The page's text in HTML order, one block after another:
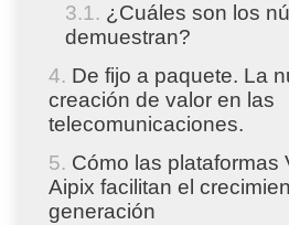
¿Cuáles son los
demuestran?
De fijo a paquete. La
creación de valor en las
telecomunicaciones.
Cómo las plataformas
Aipix facilitan el
generación